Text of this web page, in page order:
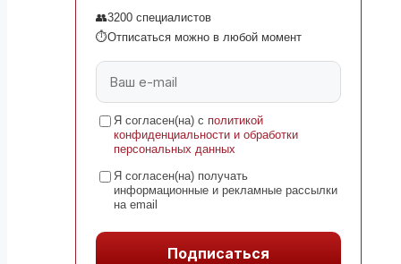
👥3200 специалистов
⏱Отписаться можно в любой момент
Я согласен(на) с политикой
конфиденциальности и обработки
персональных данных
Я согласен(на) получать
информационные и рекламные рассылки
на email
Подписаться